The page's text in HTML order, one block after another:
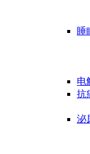
睡
电
抗
泌